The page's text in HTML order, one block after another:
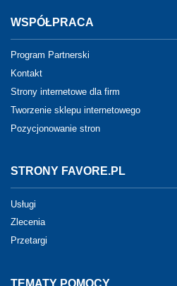
WSPÓŁPRACA
Program Partnerski
Kontakt
Strony internetowe dla firm
Tworzenie sklepu internetowego
Pozycjonowanie stron
STRONY FAVORE.PL
Usługi
Zlecenia
Przetargi
TEMATY POMOCY